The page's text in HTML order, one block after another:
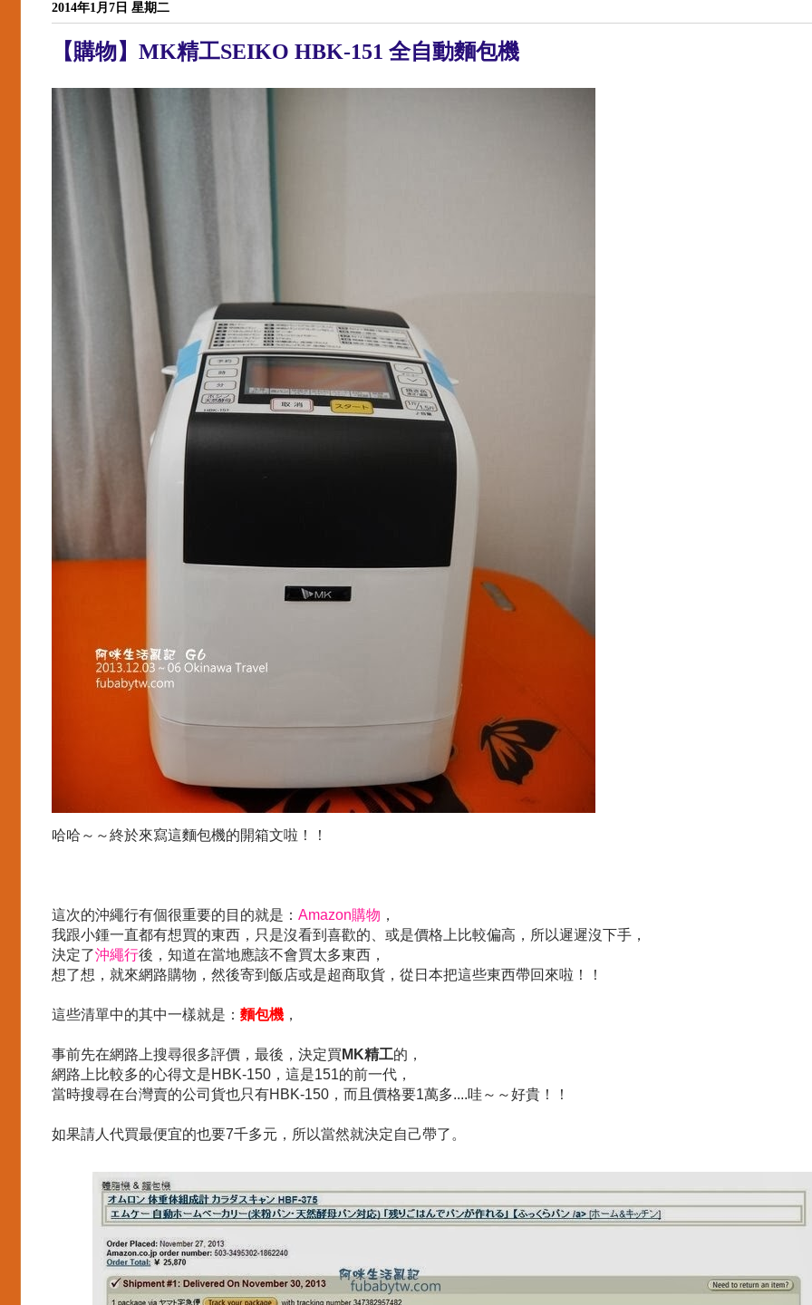
2014年1月7日 星期二
【購物】MK精工SEIKO HBK-151 全自動麵包機
哈哈～～終於來寫這麵包機的開箱文啦！！
這次的沖繩行有個很重要的目的就是： Amazon購物 ，
我跟小鍾一直都有想買的東西，只是沒看到喜歡的、或是價格上比較偏高，所以遲遲沒下手，
決定了沖繩行後，知道在當地應該不會買太多東西，
想了想，就來網路購物，然後寄到飯店或是超商取貨，從日本把這些東西帶回來啦！！
這些清單中的其中一樣就是： 麵包機 ，
事前先在網路上搜尋很多評價，最後，決定買 MK精工的，
網路上比較多的心得文是HBK-150，這是151的前一代，
當時搜尋在台灣賣的公司貨也只有HBK-150，而且價格要1萬多....哇～～好貴！！
如果請人代買最便宜的也要7千多元，所以當然就決定自己帶了。